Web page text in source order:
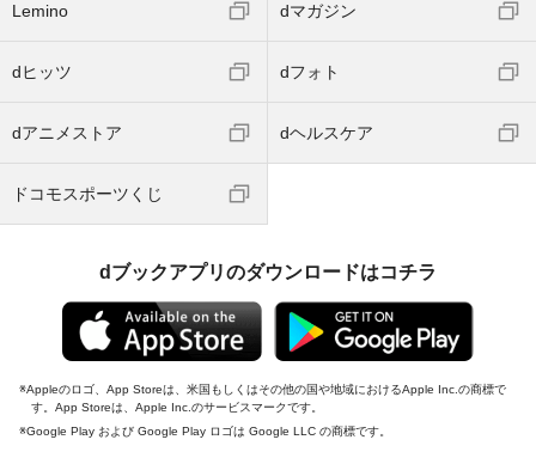
Lemino dマガジン
dヒッツ dフォト
dアニメストア dヘルスケア
ドコモスポーツくじ
dブックアプリのダウンロードはコチラ
Appleのロゴ、App Storeは、米国もしくはその他の国や地域におけるApple Inc.の商標で
す。App Storeは、Apple Inc.のサービスマークです。
Google Play および Google Play ロゴは Google LLC の商標です。